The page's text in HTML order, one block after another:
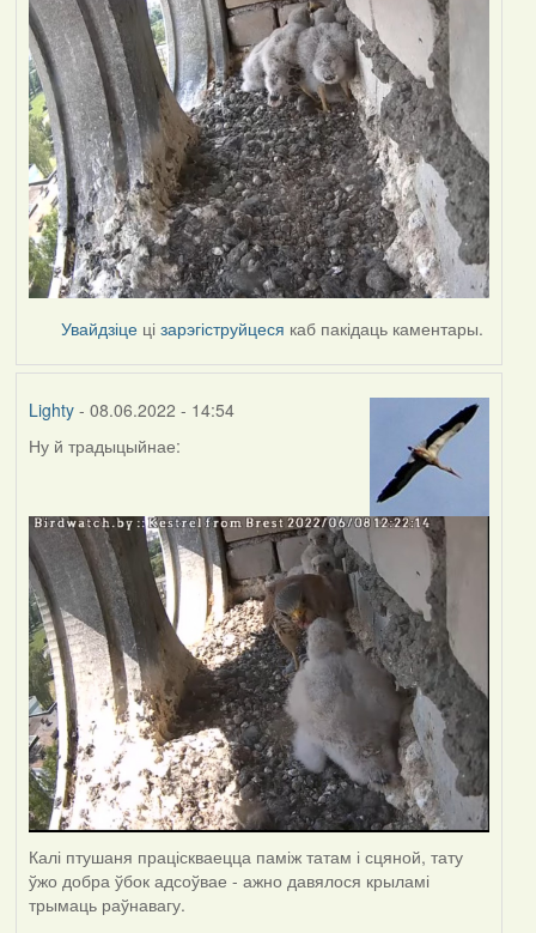
Увайдзіце цізарэгіструйцеся каб пакідаць каментары.
Lighty- 08.06.2022 - 14:54
Ну й традыцыйнае:
Калі птушаня праціскваецца паміж татам і сцяной, тату
ўжо добра ўбок адсоўвае - ажно давялося крыламі
трымаць раўнавагу.